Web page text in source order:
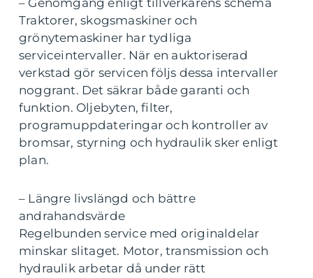
– Genomgång enligt tillverkarens schema
Traktorer, skogsmaskiner och
grönytemaskiner har tydliga
serviceintervaller. När en auktoriserad
verkstad gör servicen följs dessa intervaller
noggrant. Det säkrar både garanti och
funktion. Oljebyten, filter,
programuppdateringar och kontroller av
bromsar, styrning och hydraulik sker enligt
plan.
– Längre livslängd och bättre
andrahandsvärde
Regelbunden service med originaldelar
minskar slitaget. Motor, transmission och
hydraulik arbetar då under rätt